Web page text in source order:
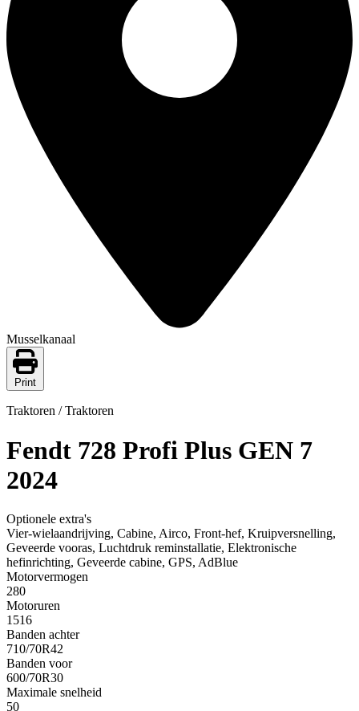
Musselkanaal
Print
Traktoren / Traktoren
Fendt 728 Profi Plus GEN 7
2024
Optionele extra's
Vier-wielaandrijving, Cabine, Airco, Front-hef, Kruipversnelling,
Geveerde vooras, Luchtdruk reminstallatie, Elektronische
hefinrichting, Geveerde cabine, GPS, AdBlue
Motorvermogen
280
Motoruren
1516
Banden achter
710/70R42
Banden voor
600/70R30
Maximale snelheid
50